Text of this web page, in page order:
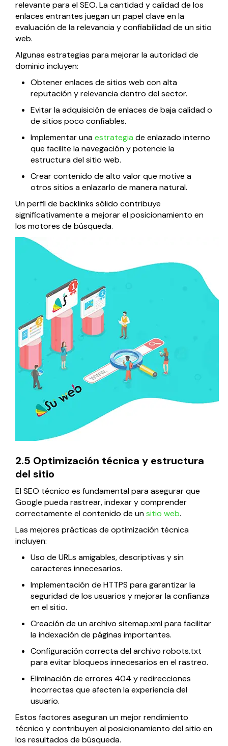
relevante para el SEO. La cantidad y calidad de los
enlaces entrantes juegan un papel clave en la
evaluación de la relevancia y confiabilidad de un sitio
web.
Algunas estrategias para mejorar la autoridad de
dominio incluyen:
Obtener enlaces de sitios web con alta
reputación y relevancia dentro del sector.
Evitar la adquisición de enlaces de baja calidad o
de sitios poco confiables.
Implementar unaestrategia de enlazado interno
que facilite la navegación y potencie la
estructura del sitio web.
Crear contenido de alto valor que motive a
otros sitios a enlazarlo de manera natural.
Un perfil de backlinks sólido contribuye
significativamente a mejorar el posicionamiento en
los motores de búsqueda.
2.5 Optimización técnica y estructura
del sitio
El SEO técnico es fundamental para asegurar que
Google pueda rastrear, indexar y comprender
correctamente el contenido de unsitio web.
Las mejores prácticas de optimización técnica
incluyen:
Uso de URLs amigables, descriptivas y sin
caracteres innecesarios.
Implementación de HTTPS para garantizar la
seguridad de los usuarios y mejorar la confianza
en el sitio.
Creación de un archivo sitemap.xml para facilitar
la indexación de páginas importantes.
Configuración correcta del archivo robots.txt
para evitar bloqueos innecesarios en el rastreo.
Eliminación de errores 404 y redirecciones
incorrectas que afecten la experiencia del
usuario.
Estos factores aseguran un mejor rendimiento
técnico y contribuyen al posicionamiento del sitio en
los resultados de búsqueda.